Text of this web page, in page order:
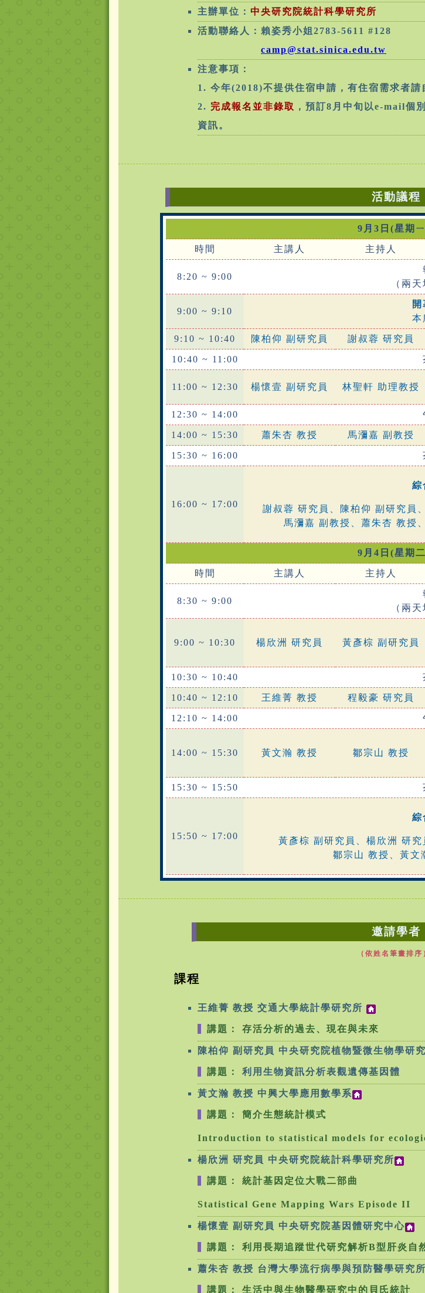
主辦單位： 中央研究院統計科學研究所
活動聯絡人：賴姿秀小姐 2783-5611 #128
camp@stat.sinica.edu.tw
注意事項：
1. 今年(2018)不提供住宿申請，有住宿需求者請
2. 完成報名並非錄取 ，預訂8月中旬以e-mail個
資訊。
活動議程
9月3日(星期
時間 主講人 主持人
8:20 ~ 9:00
（兩
9:00 ~ 9:10
開
本
9:10 ~ 10:40 陳柏仰 副研究員 謝叔蓉 研究員
10:40 ~ 11:00
11:00 ~ 12:30 楊懷壹 副研究員 林聖軒 助理教授
12:30 ~ 14:00
14:00 ~ 15:30 蕭朱杏 教授 馬瀰嘉 副教授
15:30 ~ 16:00
16:00 ~ 17:00
綜
謝叔蓉 研究員、陳柏仰 副研究員
馬瀰嘉 副教授、蕭朱杏 教授
9月4日(星期
時間 主講人 主持人
8:30 ~ 9:00
（兩
9:00 ~ 10:30 楊欣洲 研究員 黃彥棕 副研究員
10:30 ~ 10:40
10:40 ~ 12:10 王維菁 教授 程毅豪 研究員
12:10 ~ 14:00
14:00 ~ 15:30 黃文瀚 教授 鄒宗山 教授
15:30 ~ 15:50
15:50 ~ 17:00
綜
黃彥棕 副研究員、楊欣洲 研
鄒宗山 教授、黃文
邀請學者
（依姓名筆畫排序
課程
王維菁 教授 交通大學統計學研究所
講題： 存活分析的過去、現在與未來
陳柏仰 副研究員 中央研究院植物暨微生物學研
講題： 利用生物資訊分析表觀遺傳基因體
黃文瀚 教授 中興大學應用數學系
講題： 簡介生態統計模式
Introduction to statistical models for
楊欣洲 研究員 中央研究院統計科學研究所
講題： 統計基因定位大戰二部曲
Statistical Gene Mapping Wars Episode II
楊懷壹 副研究員 中央研究院基因體研究中心
講題： 利用長期追蹤世代研究解析B型肝炎自
蕭朱杏 教授 台灣大學流行病學與預防醫學研究所
講題： 生活中與生物醫學研究中的貝氏統計